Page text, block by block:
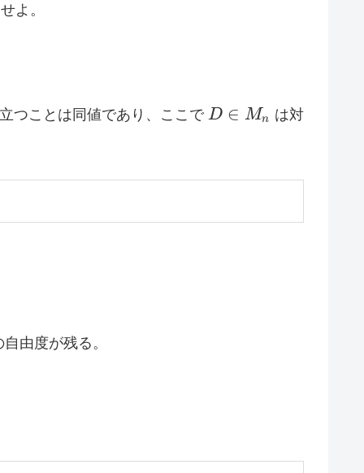
よ。
つことは同値であり、ここで D
D ∈ Mn は対
由度が残る。